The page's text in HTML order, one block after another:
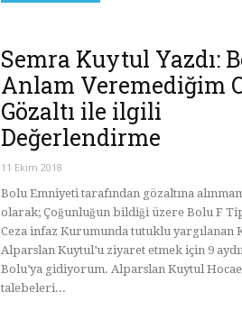
Semra Kuytul Yazdı:
Anlam Veremediğim
Gözaltı ile ilgili
Değerlendirme
11 Ekim 2018
Bolu Emniyeti tarafından gözaltına
olarak; Çoğunluğun bildiği üzere Bolu F
Ceza infaz Kurumunda tutuklu yargılanan
Alparslan Kuytul’u ziyaret etmek için 9
Bolu’ya gidiyorum. Alparslan Kuytul
talebeleri...